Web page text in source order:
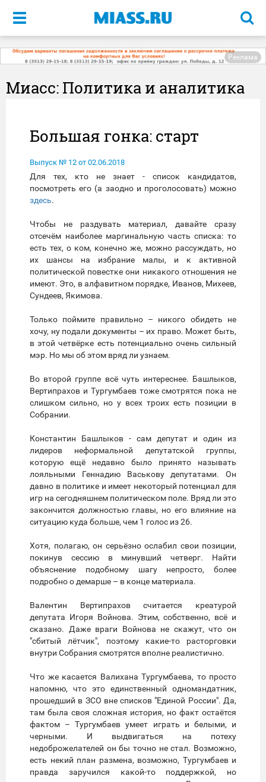
Меню
Реклама
Миасс: Политика и аналитика
Большая гонка: старт
Выпуск № 12 от 02.06.2018
Для тех, кто не знает - список кандидатов,
посмотреть его (а заодно и проголосовать) можно
здесь.
Чтобы не раздувать материал, давайте сразу
отсечём наиболее маргинальную часть списка: то
есть тех, о ком, конечно же, можно рассуждать, но
их шансы на избрание малы, и к активной
политической повестке они никакого отношения не
имеют. Это, в алфавитном порядке, Иванов, Михеев,
Сундеев, Якимова.
Только поймите правильно – никого обидеть не
хочу, ну подали документы – их право. Может быть,
в этой четвёрке есть потенциально очень сильный
мэр. Но мы об этом вряд ли узнаем.
Во второй группе всё чуть интереснее. Башлыков,
Вертипрахов и Тургумбаев тоже смотрятся пока не
слишком сильно, но у всех троих есть позиции в
Собрании.
Константин Башлыков - сам депутат и один из
лидеров неформальной депутатской группы,
которую ещё недавно было принято называть
лояльными Геннадию Васькову депутатами. Он
давно в политике и имеет некоторый потенциал для
игр на сегодняшнем политическом поле. Вряд ли это
закончится должностью главы, но его влияние на
ситуацию куда больше, чем 1 голос из 26.
Хотя, полагаю, он серьёзно ослабил свои позиции,
покинув сессию в минувший четверг. Найти
объяснение подобному шагу непросто, более
подробно о демарше – в конце материала.
Валентин Вертипрахов считается креатурой
депутата Игоря Войнова. Этим, собственно, всё и
сказано. Даже враги Войнова не скажут, что он
"сбитый лётчик", поэтому какие-то расторговки
внутри Собрания смотрятся вполне реалистично.
Что же касается Валихана Тургумбаева, то просто
напомню, что это единственный одномандатник,
прошедший в ЗСО вне списков "Единой России". Да,
там была своя сложная история, но факт остаётся
фактом – Тургумбаев умеет играть и белыми, и
черными. И выдвигаться на потеху
недоброжелателей он бы точно не стал. Возможно,
есть некий план размена, возможно, Тургумбаев и
правда заручился какой-то поддержкой, но